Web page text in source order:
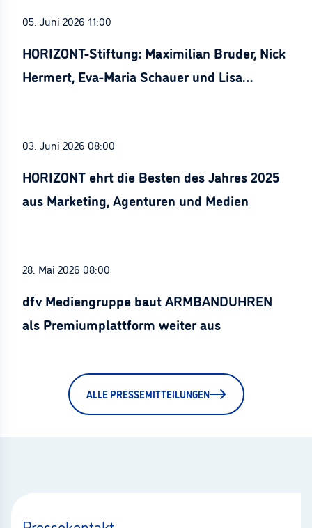
05. Juni 2026 11:00
HORIZONT-Stiftung: Maximilian Bruder, Nick
Hermert, Eva-Maria Schauer und Lisa
03. Juni 2026 08:00
HORIZONT ehrt die Besten des Jahres 2025
aus Marketing, Agenturen und Medien
28. Mai 2026 08:00
dfv Mediengruppe baut ARMBANDUHREN
als Premiumplattform weiter aus
ALLE PRESSEMITTEILUNGEN